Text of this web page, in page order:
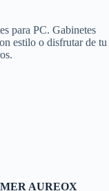
para PC. Gabinetes
estilo o disfrutar de tu
AUREOX